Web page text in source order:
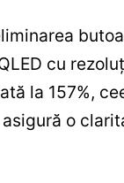
cu
la 157%,
o